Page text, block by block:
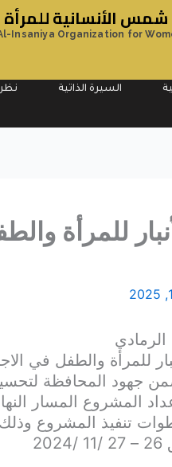
الأنسانية
Insaniya Organization for
السيرة الذاتية
للمرأة
والطفل في
جهود المحافظة
المشروع المسار
تنفيذ المشروع